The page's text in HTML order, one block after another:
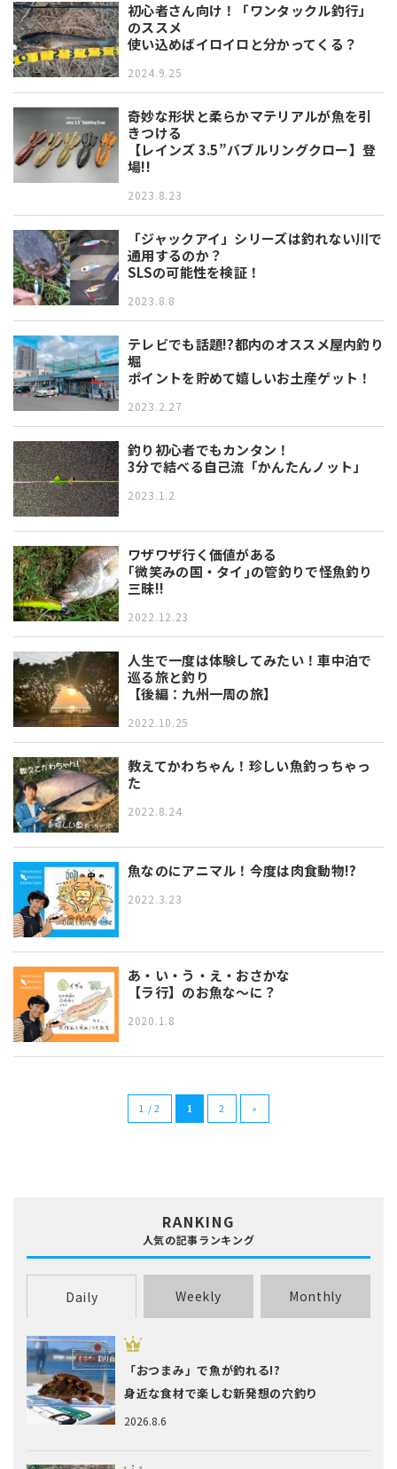
初心者さん向け！「ワンタックル釣行」
のススメ
使い込めばイロイロと分かってくる？
2024.9.25
奇妙な形状と柔らかマテリアルが魚を引
きつける
【レインズ 3.5”バブルリングクロー】登
場!!
2023.8.23
「ジャックアイ」シリーズは釣れない川で
通用するのか？
SLSの可能性を検証！
2023.8.8
テレビでも話題!?都内のオススメ屋内釣り
堀
ポイントを貯めて嬉しいお土産ゲット！
2023.2.27
釣り初心者でもカンタン！
3分で結べる自己流「かんたんノット」
2023.1.2
ワザワザ行く価値がある
｢微笑みの国・タイ｣の管釣りで怪魚釣り
三昧!!
2022.12.23
人生で一度は体験してみたい！車中泊で
巡る旅と釣り
【後編：九州一周の旅】
2022.10.25
教えてかわちゃん！珍しい魚釣っちゃっ
た
2022.8.24
魚なのにアニマル！今度は肉食動物!?
2022.3.23
あ・い・う・え・おさかな
【ラ行】のお魚な～に？
2020.1.8
1 / 2 1 2 »
RANKING
人気の記事ランキング
Daily Weekly Monthly
2026.8.6
「おつまみ」で魚が釣れる!?
身近な食材で楽しむ新発想の穴釣り